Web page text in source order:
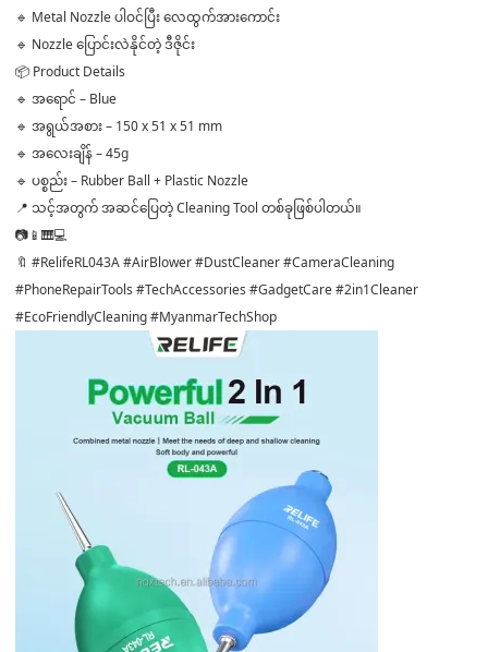
🔹 Metal Nozzle ပါဝင်ပြီး လေထွက်အားကောင်း
🔹 Nozzle ပြောင်းလဲနိုင်တဲ့ ဒီဇိုင်း
📦 Product Details
🔹 အရောင် – Blue
🔹 အရွယ်အစား – 150 x 51 x 51 mm
🔹 အလေးချိန် – 45g
🔹 ပစ္စည်း – Rubber Ball + Plastic Nozzle
📍 သင့်အတွက် အဆင်ပြေတဲ့ Cleaning Tool တစ်ခုဖြစ်ပါတယ်။
📷📱🎹💻
🔖 #RelifeRL043A #AirBlower #DustCleaner #CameraCleaning
#PhoneRepairTools #TechAccessories #GadgetCare #2in1Cleaner
#EcoFriendlyCleaning #MyanmarTechShop